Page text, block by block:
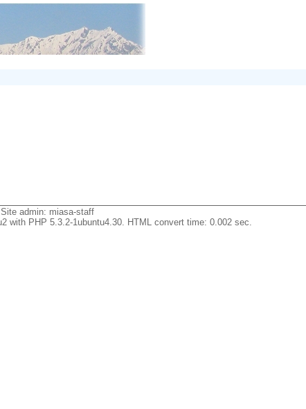
Site admin: miasa-staff
with PHP 5.3.2-1ubuntu4.30. HTML convert time: 0.002 sec.